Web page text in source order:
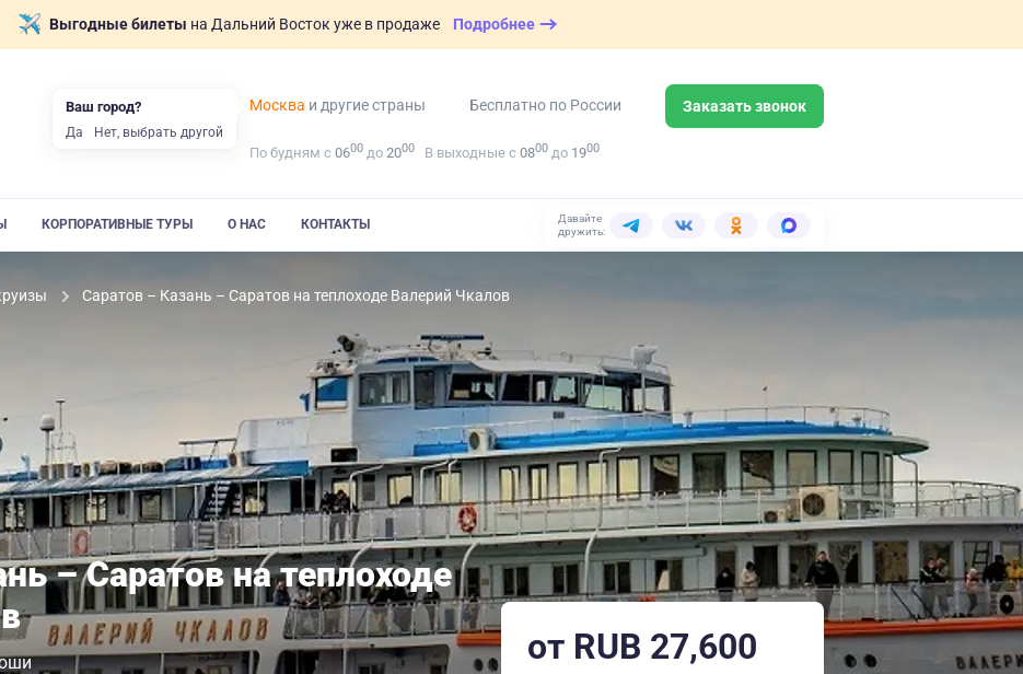
Выгодные билеты на Дальний Восток уже в продаже Подробнее
Москва и другие страны Бесплатно по России Заказать звонок
По будням с 0600 до 2000 В выходные с 0800 до 1900
КОРПОРАТИВНЫЕ ТУРЫ О НАС КОНТАКТЫ
Давайте
дружить:
Саратов – Казань – Саратов на теплоходе Валерий Чкалов
– Саратов на теплоходе
от RUB 27,600
Ваш город?
Да Нет, выбрать другой